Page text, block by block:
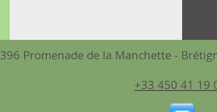
396 Promenade de la Manchette -
+33 450 41 19